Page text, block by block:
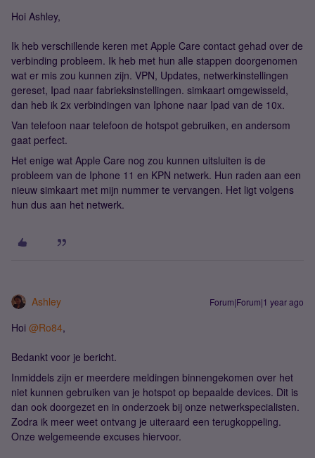
Hoi Ashley,
Ik heb verschillende keren met Apple Care contact gehad over de
verbinding probleem. Ik heb met hun alle stappen doorgenomen
wat er mis zou kunnen zijn. VPN, Updates, netwerkinstellingen
gereset, Ipad naar fabrieksinstellingen. simkaart omgewisseld,
dan heb ik 2x verbindingen van Iphone naar Ipad van de 10x.
Van telefoon naar telefoon de hotspot gebruiken, en andersom
gaat perfect.
Het enige wat Apple Care nog zou kunnen uitsluiten is de
probleem van de Iphone 11 en KPN netwerk. Hun raden aan een
nieuw simkaart met mijn nummer te vervangen. Het ligt volgens
hun dus aan het netwerk.
Ashley Forum|Forum|1 year ago
Hoi @Ro84,
Bedankt voor je bericht.
Inmiddels zijn er meerdere meldingen binnengekomen over het
niet kunnen gebruiken van je hotspot op bepaalde devices. Dit is
dan ook doorgezet en in onderzoek bij onze netwerkspecialisten.
Zodra ik meer weet ontvang je uiteraard een terugkoppeling.
Onze welgemeende excuses hiervoor.